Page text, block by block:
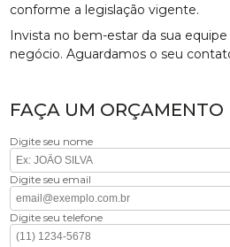
conforme a legislação vigente.
Invista no bem-estar da sua
negócio. Aguardamos o seu
FAÇA UM ORÇAMENTO
Digite seu nome
Digite seu email
Digite seu telefone